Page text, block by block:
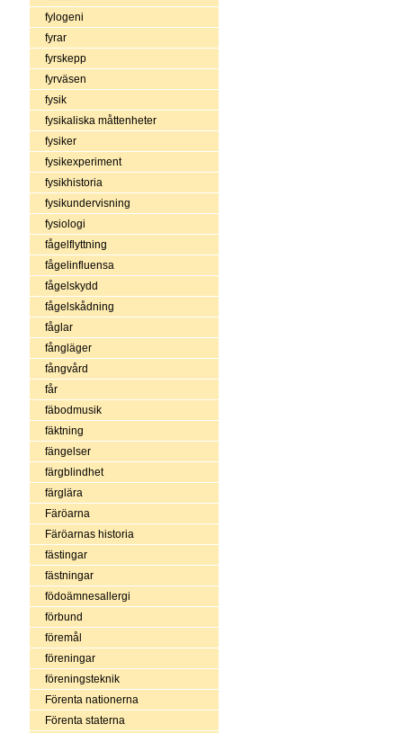
fylogeni
fyrar
fyrskepp
fyrväsen
fysik
fysikaliska måttenheter
fysiker
fysikexperiment
fysikhistoria
fysikundervisning
fysiologi
fågelflyttning
fågelinfluensa
fågelskydd
fågelskådning
fåglar
fångläger
fångvård
får
fäbodmusik
fäktning
fängelser
färgblindhet
färglära
Färöarna
Färöarnas historia
fästingar
fästningar
födoämnesallergi
förbund
föremål
föreningar
föreningsteknik
Förenta nationerna
Förenta staterna